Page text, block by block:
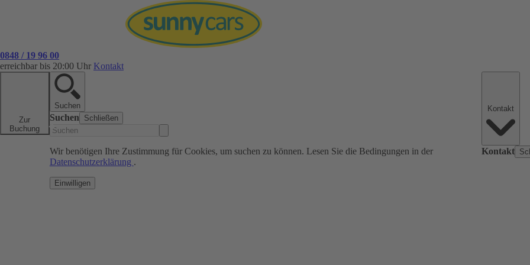
0848 / 19 96 00
erreichbar bis 20:00 Uhr Kontakt
Zur
Buchung
Suchen
Suchen Schließen
Wir benötigen Ihre Zustimmung für Cookies, um suchen zu können. Lesen Sie die Bedingungen in der
Datenschutzerklärung .
Einwilligen
Kontakt